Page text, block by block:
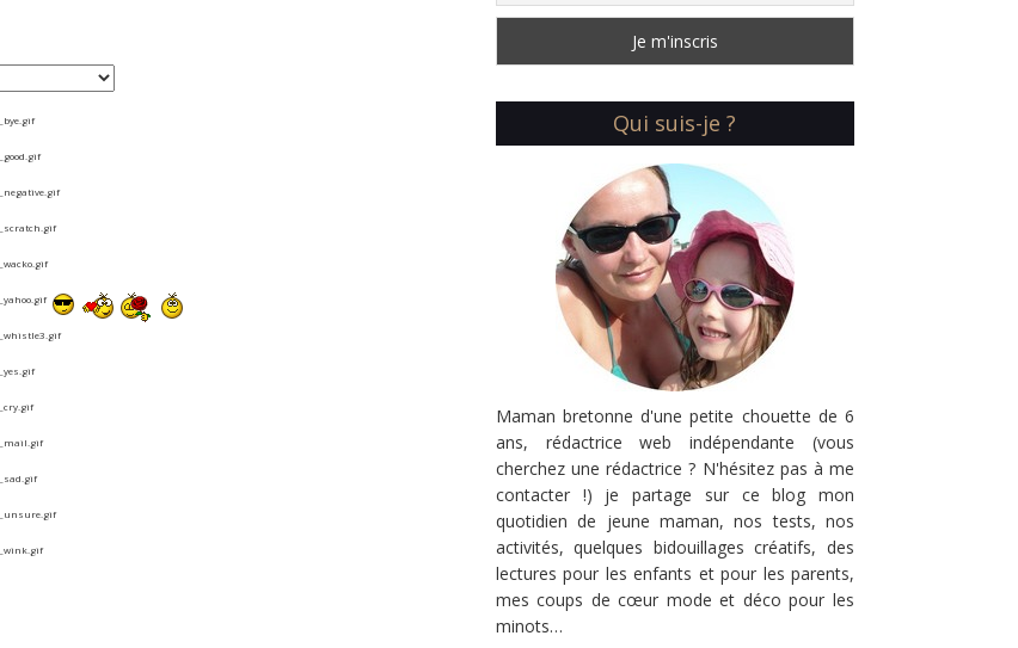
Qui suis-je ?
Maman bretonne d'une petite chouette de 6
ans, rédactrice web indépendante (vous
cherchez une rédactrice ? N'hésitez pas à me
contacter !) je partage sur ce blog mon
quotidien de jeune maman, nos tests, nos
activités, quelques bidouillages créatifs, des
lectures pour les enfants et pour les parents,
mes coups de cœur mode et déco pour les
minots…